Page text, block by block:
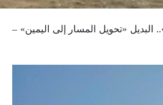
البديل «تحويل المسار إلى اليمين» –